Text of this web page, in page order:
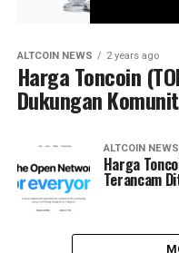
ALTCOIN NEWS 2 years ago
Harga Toncoin
Dukungan
ALTCOIN NEWS
Harga
Terancam